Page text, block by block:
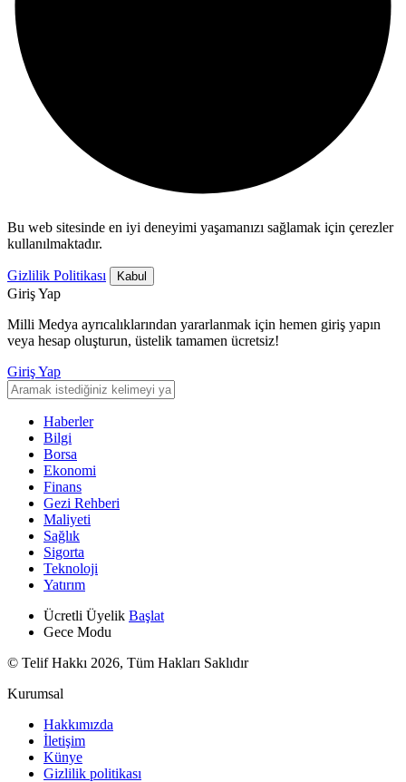
Bu web sitesinde en iyi deneyimi yaşamanızı sağlamak için çerezler
kullanılmaktadır.
Gizlilik Politikası Kabul
Giriş Yap
Milli Medya ayrıcalıklarından yararlanmak için hemen giriş yapın
veya hesap oluşturun, üstelik tamamen ücretsiz!
Giriş Yap
Haberler
Bilgi
Borsa
Ekonomi
Finans
Gezi Rehberi
Maliyeti
Sağlık
Sigorta
Teknoloji
Yatırım
Ücretli Üyelik Başlat
Gece Modu
© Telif Hakkı 2026, Tüm Hakları Saklıdır
Kurumsal
Hakkımızda
İletişim
Künye
Gizlilik politikası